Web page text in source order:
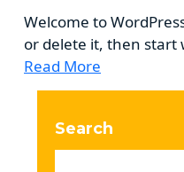
Welcome to
or delete it, then start
Read More
Search